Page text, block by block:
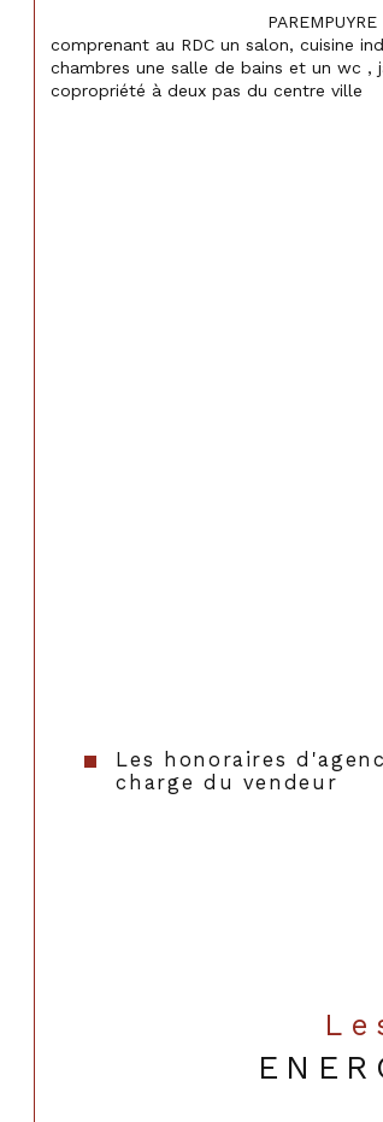
comprenant au RDC un salon, cuisine
chambres une salle de bains et un wc ,
copropriété à deux pas du centre ville
Les honoraires
charge du vendeur